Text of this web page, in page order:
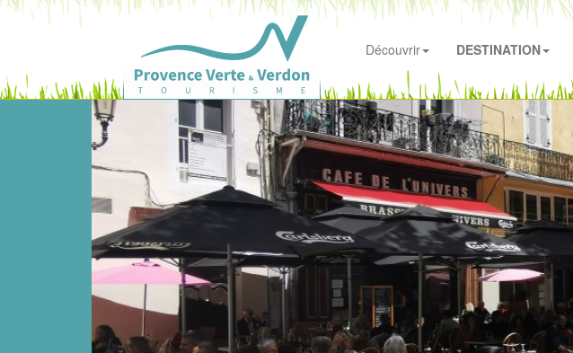
Découvrir
DESTINATION